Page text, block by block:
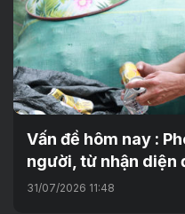
Vấn đề hôm nay :
người, từ nhận diện
31/07/2026 11:48